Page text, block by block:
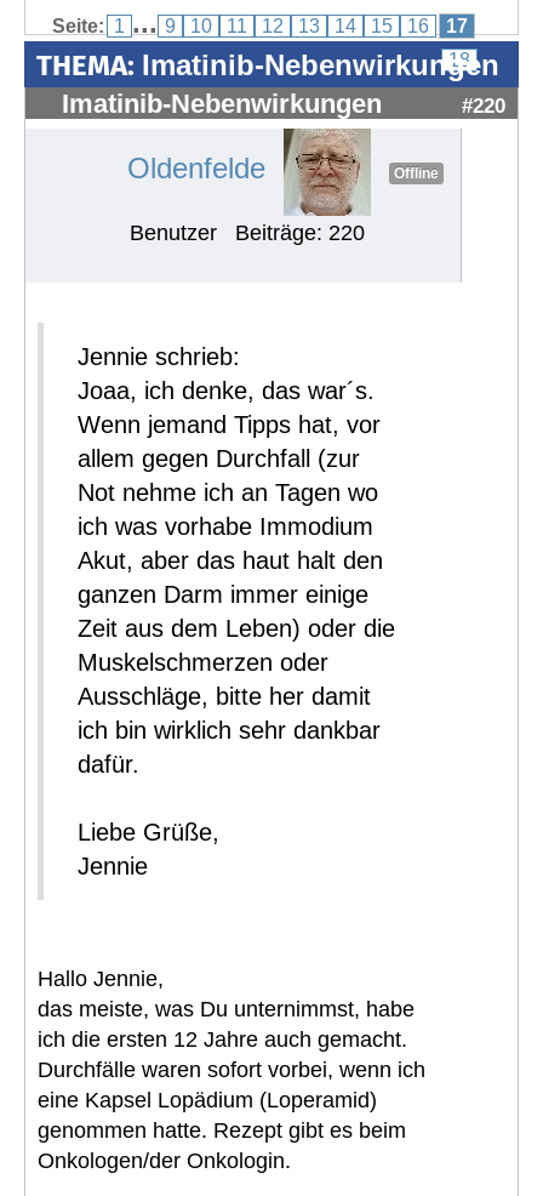
Seite: 1 ... 9 10 11 12 13 14 15 16
17
18
THEMA: Imatinib-Nebenwirkungen
Imatinib-Nebenwirkungen #220
Oldenfelde Offline
Benutzer Beiträge: 220
Jennie schrieb:
Joaa, ich denke, das war´s.
Wenn jemand Tipps hat, vor
allem gegen Durchfall (zur
Not nehme ich an Tagen wo
ich was vorhabe Immodium
Akut, aber das haut halt den
ganzen Darm immer einige
Zeit aus dem Leben) oder die
Muskelschmerzen oder
Ausschläge, bitte her damit
ich bin wirklich sehr dankbar
dafür.
Liebe Grüße,
Jennie
Hallo Jennie,
das meiste, was Du unternimmst, habe
ich die ersten 12 Jahre auch gemacht.
Durchfälle waren sofort vorbei, wenn ich
eine Kapsel Lopädium (Loperamid)
genommen hatte. Rezept gibt es beim
Onkologen/der Onkologin.